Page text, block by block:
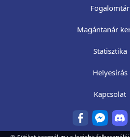
Fogalomtár
Magántanár
Statisztika
Helyesírás
Kapcsolat